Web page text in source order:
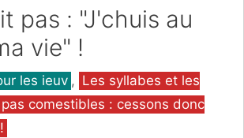
pas : "J'chuis au
vie" !
les ieuv , Les syllabes et les
comestibles : cessons donc